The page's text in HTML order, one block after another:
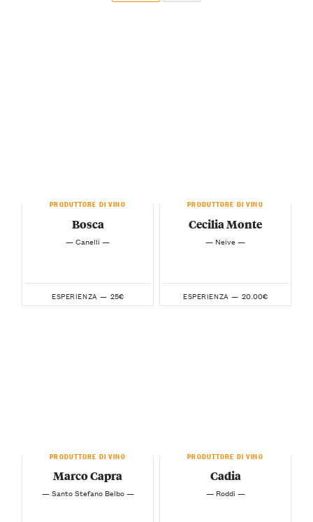
PRODUTTORE DI VINO
Bosca
— Canelli —
ESPERIENZA — 25€
PRODUTTORE DI VINO
Cecilia Monte
— Neive —
ESPERIENZA — 20.00€
PRODUTTORE DI VINO
Marco Capra
— Santo Stefano Belbo —
PRODUTTORE DI VINO
Cadia
— Roddi —